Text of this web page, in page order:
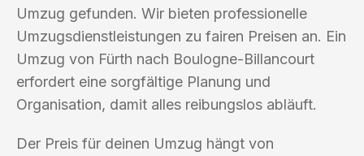
Umzug gefunden. Wir bieten professionelle
Umzugsdienstleistungen zu fairen Preisen an. Ein
Umzug von Fürth nach Boulogne-Billancourt
erfordert eine sorgfältige Planung und
Organisation, damit alles reibungslos abläuft.
Der Preis für deinen Umzug hängt von